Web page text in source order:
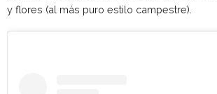
y flores (al más puro estilo campestre).